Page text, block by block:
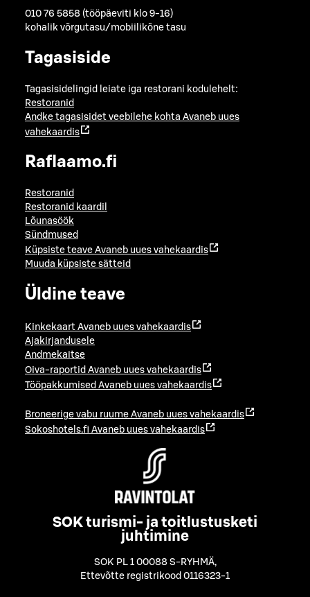
010 76 5858 (tööpäeviti klo 9-16)
kohalik võrgutasu/mobiilikõne tasu
Tagasiside
Tagasisidelingid leiate iga restorani kodulehelt:
Restoranid
Andke tagasisidet veebilehe kohta Avaneb uues
vahekaardis
Raflaamo.fi
Restoranid
Restoranid kaardil
Lõunasöök
Sündmused
Küpsiste teave Avaneb uues vahekaardis
Muuda küpsiste sätteid
Üldine teave
Kinkekaart Avaneb uues vahekaardis
Ajakirjandusele
Andmekaitse
Oiva-raportid Avaneb uues vahekaardis
Tööpakkumised Avaneb uues vahekaardis
Broneerige vabu ruume Avaneb uues vahekaardis
Sokoshotels.fi Avaneb uues vahekaardis
SOK turismi- ja toitlustusketi
juhtimine
SOK PL 1 00088 S-RYHMÄ,
Ettevõtte registrikood 0116323-1